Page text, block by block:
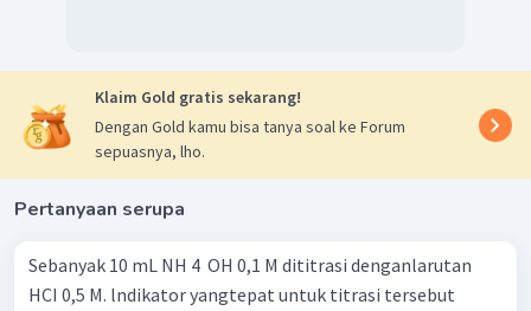
Klaim Gold gratis sekarang!
Dengan Gold kamu bisa tanya soal ke Forum
sepuasnya, lho.
Pertanyaan serupa
Sebanyak 10 mL NH 4 ​ OH 0,1 M dititrasi denganlarutan
HCI 0,5 M. lndikator yangtepat untuk titrasi tersebut